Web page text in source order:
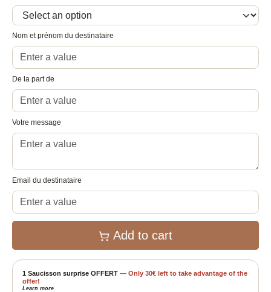
Nom et prénom du destinataire
De la part de
Votre message
Email du destinataire
Add to cart
1 Saucisson surprise OFFERT — Only 30€ left to take advantage of the
offer!
Learn more